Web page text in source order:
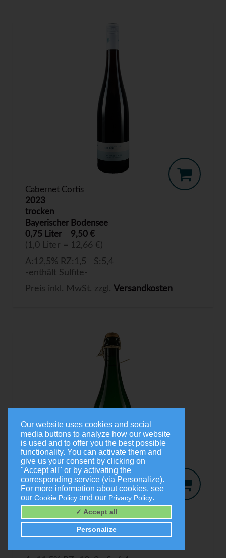
Cabernet Cortis
2023
trocken
Bayerischer Bodensee
0,75 Liter
9,50 €
(1,0 Liter = 12,66 €)
A:12,5% RZ:1,5 S:5,4
-enthält Sulfite-
Preis inkl. MwSt. zzgl. Versandkosten
Jo-Secco
Trocken
9,00 €
Our website uses cookies and social
media buttons to analyze how our website
is used and to offer you the best possible
functionality. You can activate them and
give us your consent by clicking on
"Accept all" or by activating the
corresponding service (via Personalize).
For more information about cookies, see
our Cookie Policy and our Privacy Policy.
✓ Accept all
Personalize